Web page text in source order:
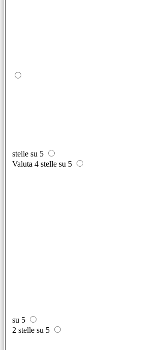
stelle su 5
Valuta 4 stelle su 5
su 5
2 stelle su 5